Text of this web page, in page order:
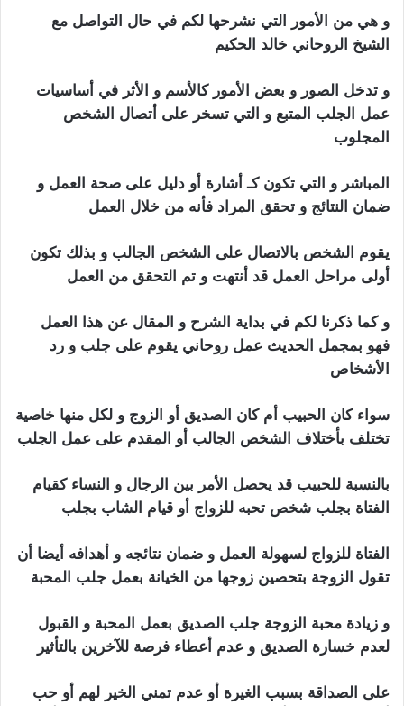
و هي من الأمور التي نشرحها لكم في حال التواصل مع
الشيخ الروحاني خالد الحكيم
و تدخل الصور و بعض الأمور كالأسم و الأثر في أساسيات
عمل الجلب المتبع و التي تسخر على أتصال الشخص
المجلوب
المباشر و التي تكون كـ أشارة أو دليل على صحة العمل و
ضمان النتائج و تحقق المراد فأنه من خلال العمل
يقوم الشخص بالاتصال على الشخص الجالب و بذلك تكون
أولى مراحل العمل قد أنتهت و تم التحقق من العمل
و كما ذكرنا لكم في بداية الشرح و المقال عن هذا العمل
فهو بمجمل الحديث عمل روحاني يقوم على جلب و رد
الأشخاص
سواء كان الحبيب أم كان الصديق أو الزوج و لكل منها خاصية
تختلف بأختلاف الشخص الجالب أو المقدم على عمل الجلب
بالنسبة للحبيب قد يحصل الأمر بين الرجال و النساء كقيام
الفتاة بجلب شخص تحبه للزواج أو قيام الشاب بجلب
الفتاة للزواج لسهولة العمل و ضمان نتائجه و أهدافه أيضا أن
تقول الزوجة بتحصين زوجها من الخيانة بعمل جلب المحبة
و زيادة محبة الزوجة جلب الصديق بعمل المحبة و القبول
لعدم خسارة الصديق و عدم أعطاء فرصة للآخرين بالتأثير
على الصداقة بسبب الغيرة أو عدم تمني الخير لهم أو حب